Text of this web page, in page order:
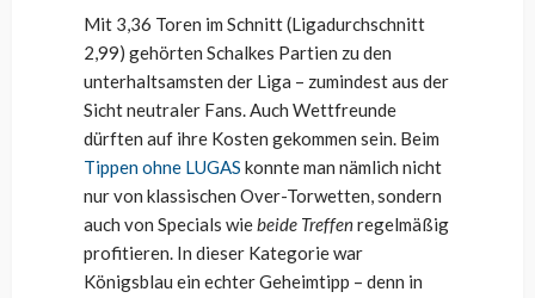
Mit 3,36 Toren im Schnitt (Ligadurchschnitt
2,99) gehörten Schalkes Partien zu den
unterhaltsamsten der Liga – zumindest aus der
Sicht neutraler Fans. Auch Wettfreunde
dürften auf ihre Kosten gekommen sein. Beim
Tippen ohne LUGAS konnte man nämlich nicht
nur von klassischen Over-Torwetten, sondern
auch von Specials wiebeide Treffenregelmäßig
profitieren. In dieser Kategorie war
Königsblau ein echter Geheimtipp – denn in